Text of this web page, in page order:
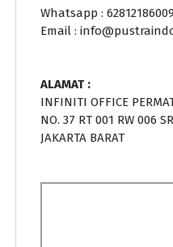
Whatsapp :
Email :
ALAMAT :
INFINITI OFFICE
NO. 37 RT 001 RW 006
JAKARTA BARAT